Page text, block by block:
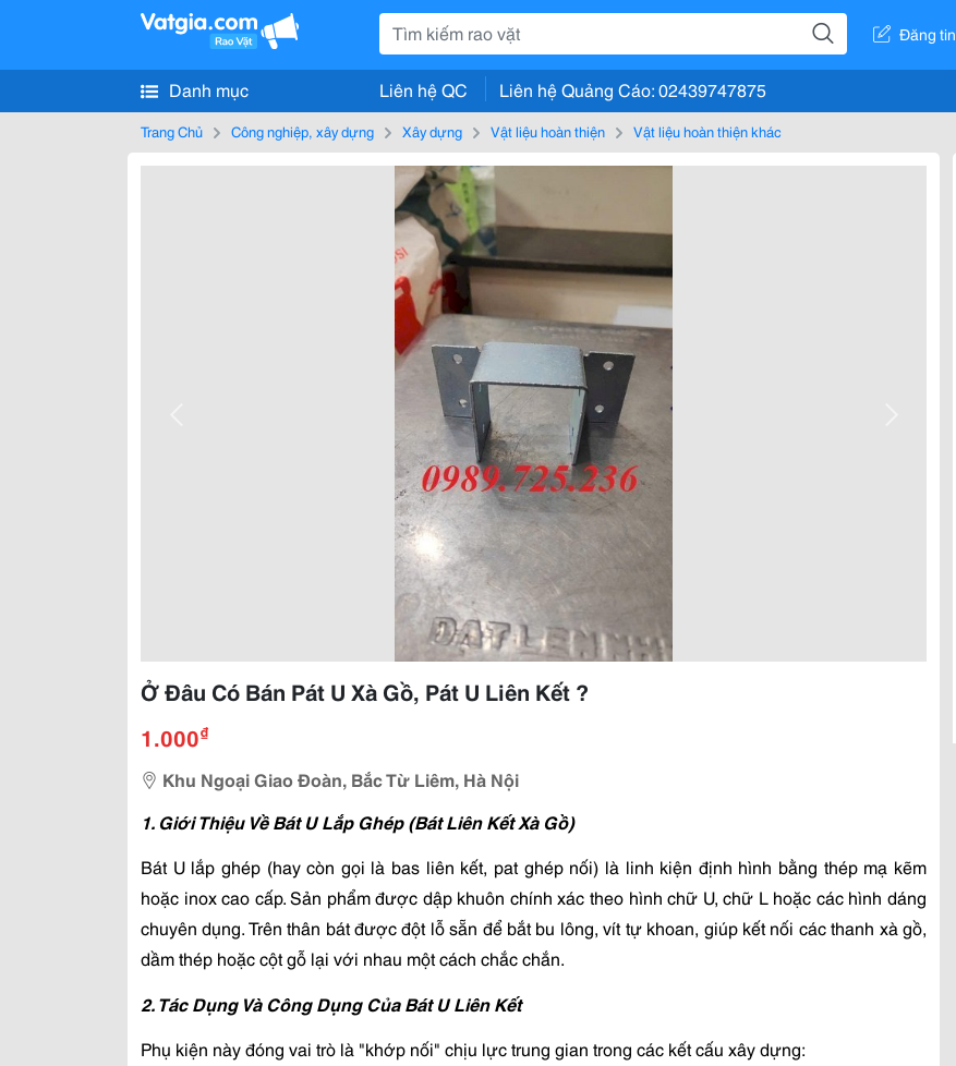
Đăng tin
Danh mục Liên hệ QC Liên hệ Quảng Cáo: 02439747875
Trang Chủ Công nghiệp, xây dựng Xây dựng Vật liệu hoàn thiện Vật liệu hoàn thiện khác
Ở Đâu Có Bán Pát U Xà Gồ, Pát U Liên Kết ?
1.000₫
Khu Ngoại Giao Đoàn, Bắc Từ Liêm, Hà Nội
1. Giới Thiệu Về Bát U Lắp Ghép (Bát Liên Kết Xà Gồ)
Bát U lắp ghép (hay còn gọi là bas liên kết, pat ghép nối) là linh kiện định hình bằng thép mạ kẽm
hoặc inox cao cấp. Sản phẩm được dập khuôn chính xác theo hình chữ U, chữ L hoặc các hình dáng
chuyên dụng. Trên thân bát được đột lỗ sẵn để bắt bu lông, vít tự khoan, giúp kết nối các thanh xà gồ,
dầm thép hoặc cột gỗ lại với nhau một cách chắc chắn.
2. Tác Dụng Và Công Dụng Của Bát U Liên Kết
Phụ kiện này đóng vai trò là "khớp nối" chịu lực trung gian trong các kết cấu xây dựng: